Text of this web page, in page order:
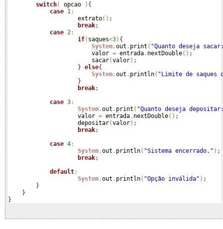
switch( opcao ) {
case 1 :
                    extrato
( ) ;
break;
case 2:
if( saques<3) {
System.out . print ( "Quanto deseja
                        valor
= entrada. nextDouble( ) ;
                        sacar
(valor) ;
} else{
System.out . println( "Limite de
}
break;
case 3:
System.out . print ( "Quanto deseja
                    valor
= entrada. nextDouble( ) ;
                    depositar
(valor) ;
break;
case 4:
System.out . println( "Sistema encerrado." ) ;
break;
default:
System.out . println( "Opção inválida" ) ;
}
}
}